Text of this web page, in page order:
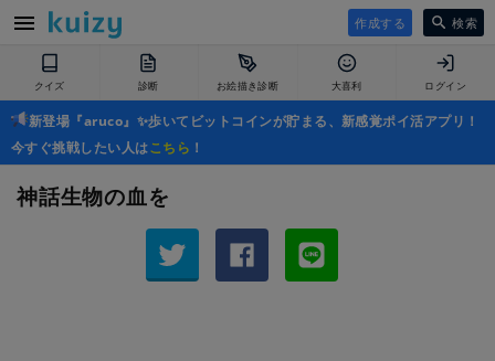
作成する 検索
クイズ 診断 お絵描き診断 大喜利 ログイン
新登場『aruco』✨歩いてビットコインが貯まる、新感覚ポイ活アプリ！
今すぐ挑戦したい人はこちら ！
神話生物の血を